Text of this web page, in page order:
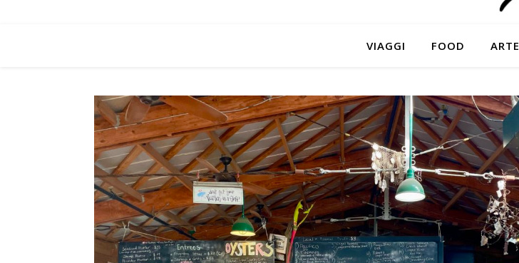
VIAGGI FOOD ARTE